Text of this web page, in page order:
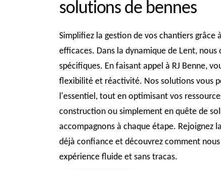
solutions de bennes
Simplifiez la gestion de vos chantiers grâce
efficaces. Dans la dynamique de Lent,
spécifiques. En faisant appel à RJ Benne,
flexibilité et réactivité. Nos solutions vous
l'essentiel, tout en optimisant vos
construction ou simplement en quête de
accompagnons à chaque étape. Rejoignez
déjà confiance et découvrez comment
expérience fluide et sans tracas.